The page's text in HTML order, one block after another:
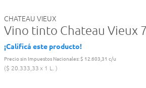
CHATEAU VIEUX
Vino tinto Chateau Vieux
¡Calificá este producto!
Precio sin Impuestos Nacionales:$ 12.603,31 c/u
$ 20.333,33 1 L.